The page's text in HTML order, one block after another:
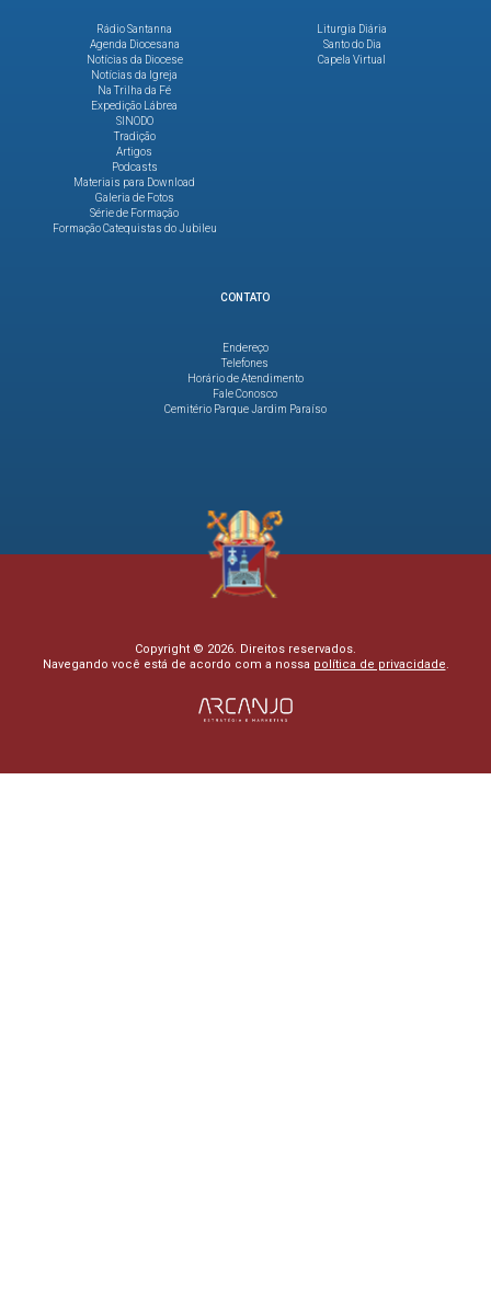
Rádio Santanna
Agenda Diocesana
Notícias da Diocese
Notícias da Igreja
Na Trilha da Fé
Expedição Lábrea
SINODO
Tradição
Artigos
Podcasts
Materiais para Download
Galeria de Fotos
Série de Formação
Formação Catequistas do Jubileu
Liturgia Diária
Santo do Dia
Capela Virtual
CONTATO
Endereço
Telefones
Horário de Atendimento
Fale Conosco
Cemitério Parque Jardim Paraíso
Copyright © 2026. Direitos reservados.
Navegando você está de acordo com a nossa política de privacidade.